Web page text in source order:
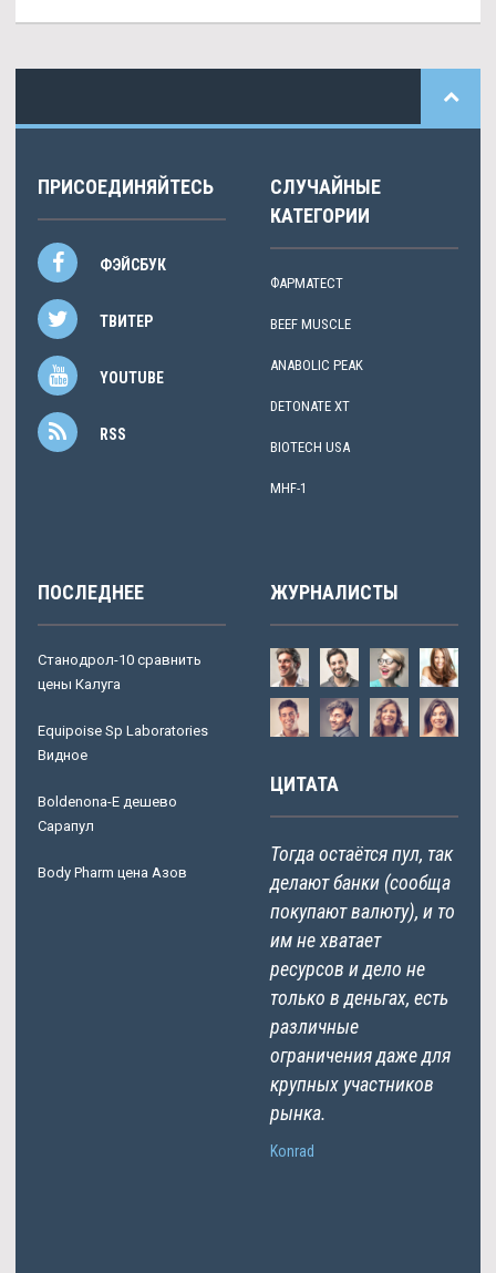
ПРИСОЕДИНЯЙТЕСЬ
ФЭЙСБУК
ТВИТЕР
YOUTUBE
RSS
СЛУЧАЙНЫЕ
КАТЕГОРИИ
ФАРМАТЕСТ
BEEF MUSCLE
ANABOLIC PEAK
DETONATE XT
BIOTECH USA
MHF-1
ПОСЛЕДНЕЕ
Станодрол-10 сравнить
цены Калуга
Equipoise Sp Laboratories
Видное
Boldenona-E дешево
Сарапул
Body Pharm цена Азов
ЖУРНАЛИСТЫ
ЦИТАТА
Тогда остаётся пул, так
делают банки (сообща
покупают валюту), и то
им не хватает
ресурсов и дело не
только в деньгах, есть
различные
ограничения даже для
крупных участников
рынка.
Konrad